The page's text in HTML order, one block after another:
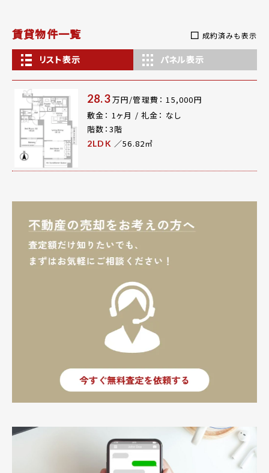
賃貸物件一覧 成約済みも表示
リスト表示 パネル表示
28.3万円/管理費： 15,000円
敷金： 1ヶ月 / 礼金： なし
階数：3階
2LDK ／56.82㎡